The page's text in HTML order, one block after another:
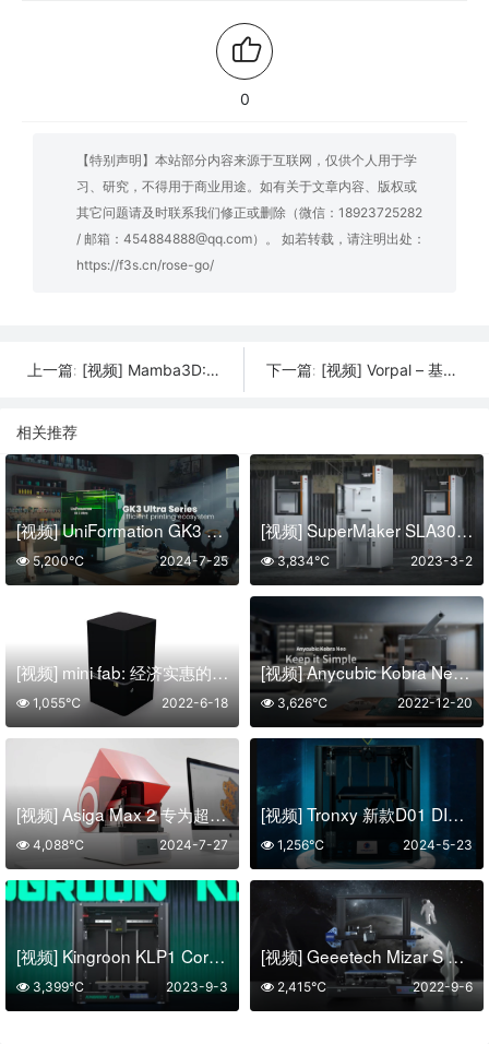
0
【特别声明】本站部分内容来源于互联网，仅供个人用于学
习、研究，不得用于商业用途。如有关于文章内容、版权或
其它问题请及时联系我们修正或删除（微信：18923725282
/ 邮箱：454884888@qq.com）。 如若转载，请注明出处：
https://f3s.cn/rose-go/
上一篇: [视频] Mamba3D: 高质量开源3D打印机 下一篇: [视频] Vorpal – 基于Arduino的3D打印六足机器人
相关推荐
[视频] UniFormation GK3 Ultra：高效的打印生态系统
2024-7-25
5,200℃
[视频] SuperMaker SLA300/SLA400 牙科模型工业级SLA 3D打印机
2023-3-2
3,834℃
[视频] mini fab: 经济实惠的树脂3D打印机
2022-6-18
1,055℃
[视频] Anycubic Kobra Neo 3D打印机 简单易上手 入门免调平
2022-12-20
3,626℃
[视频] Asiga Max 2 专为超越而打造
2024-7-27
4,088℃
[视频] Tronxy 新款D01 DIY 3D打印机开箱组装调试
2024-5-23
1,256℃
[视频] Kingroon KLP1 CoreXY 3D打印机：Klipper固件500mm/s高速打印
2023-9-3
3,399℃
[视频] Geeetech Mizar S 一款具有双调平系统的3D打印机
2022-9-6
2,415℃